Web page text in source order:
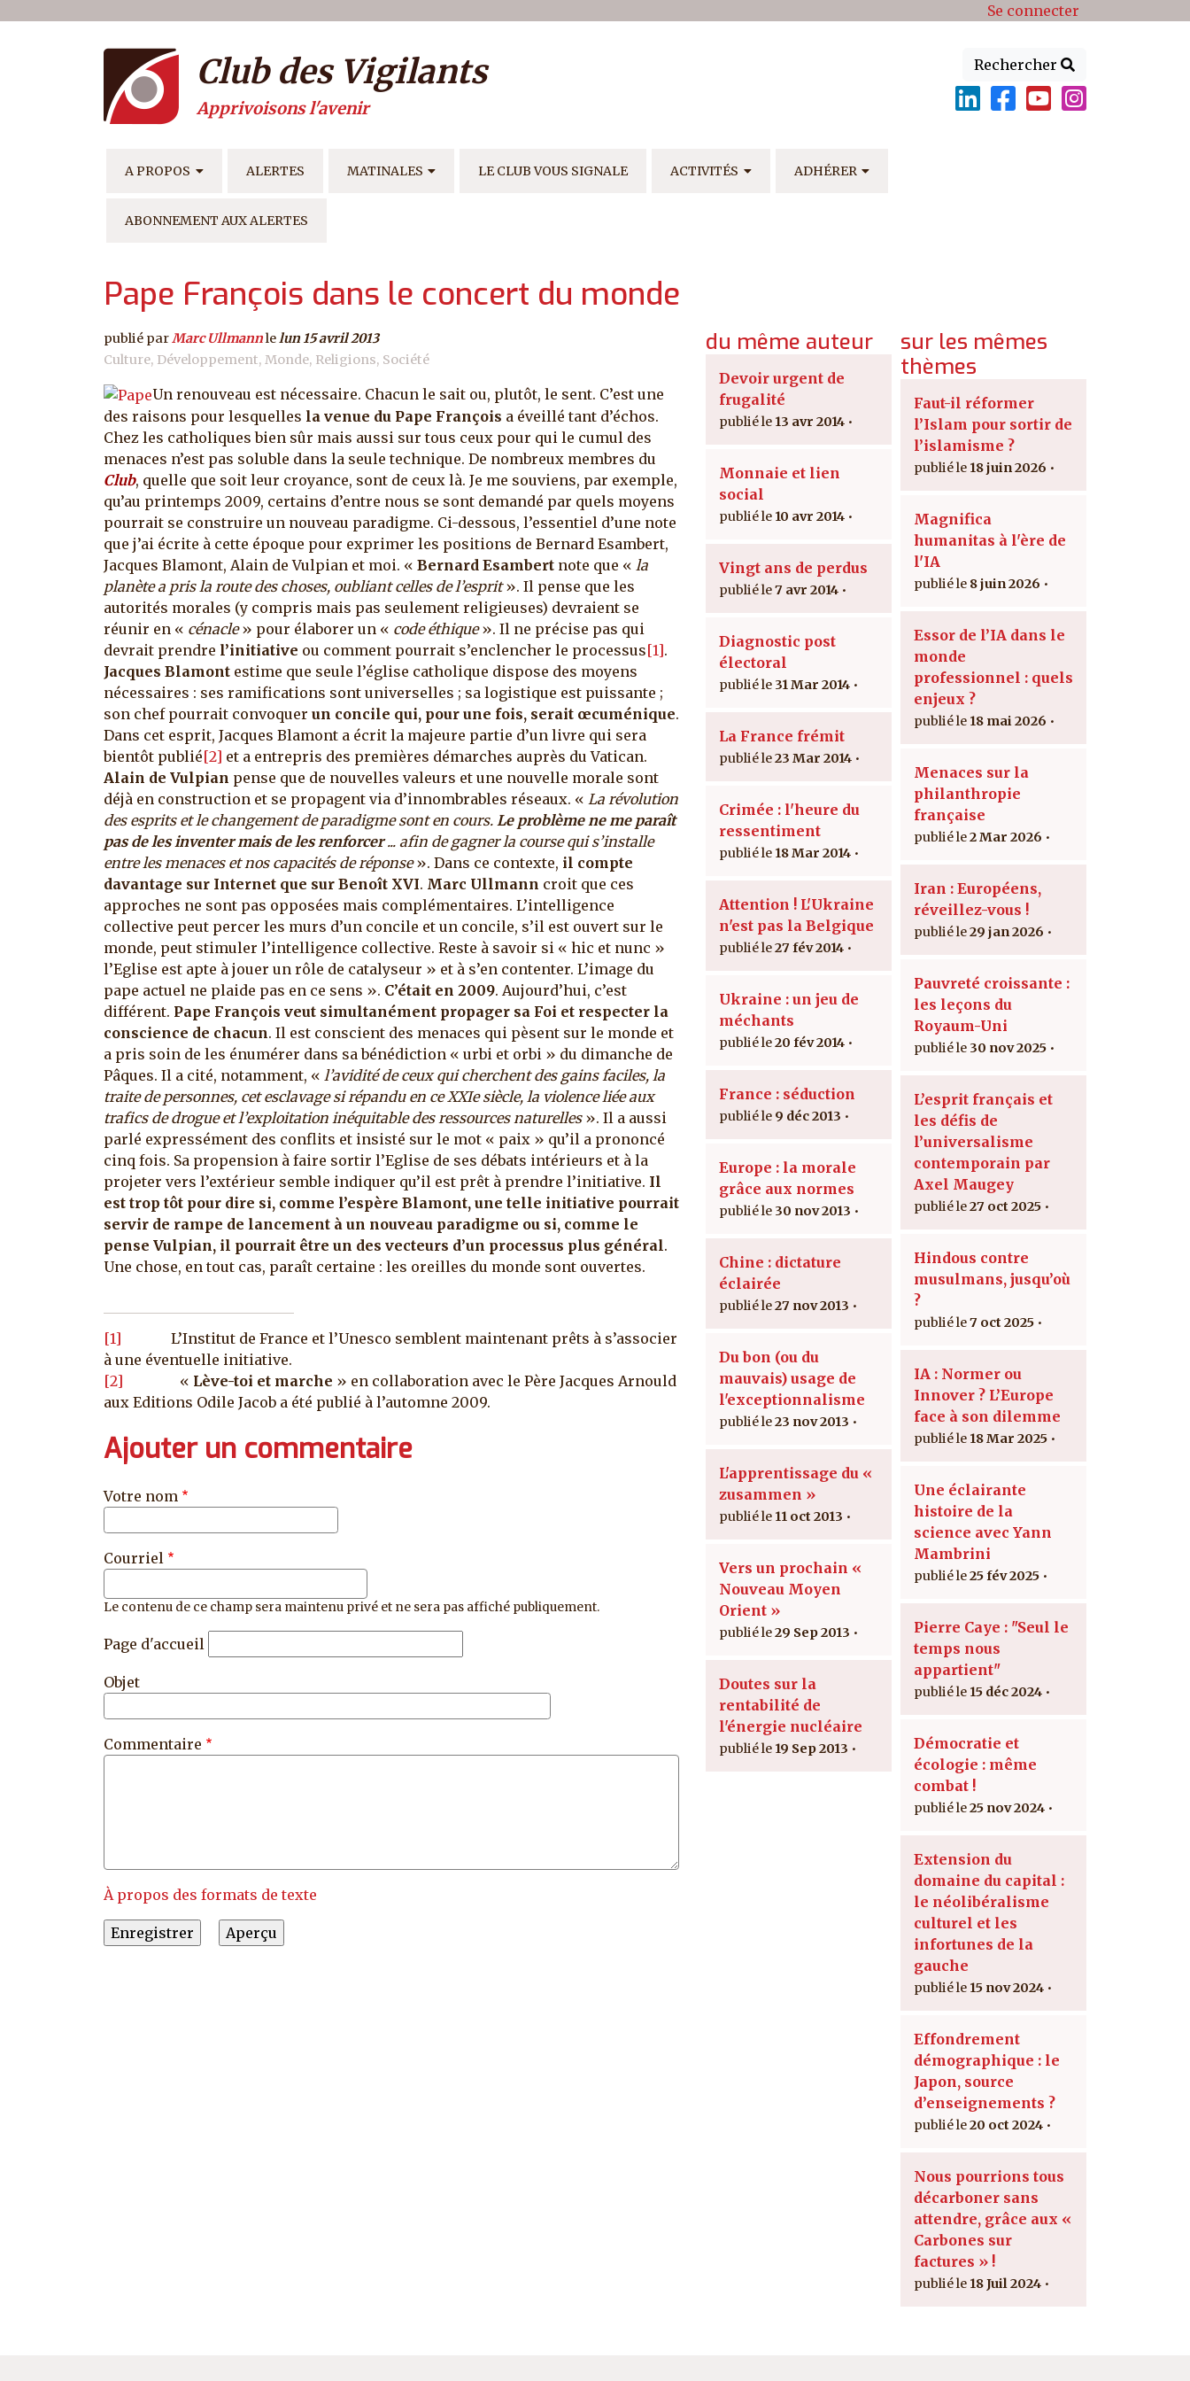
Menu du compte de l'utilisateur Se connecter
Rechercher
Club des Vigilants
Apprivoisons l'avenir
NAVIGATION PRINCIPALE
A PROPOS ALERTES MATINALES LE CLUB VOUS SIGNALE ACTIVITÉS ADHÉRER
ABONNEMENT AUX ALERTES
Pape François dans le concert du monde
publié par Marc Ullmannle lun 15 avril 2013
Culture Développement Monde Religions Société
Un renouveau est nécessaire. Chacun le sait ou, plutôt, le sent. C’est une
des raisons pour lesquelles la venue du Pape François a éveillé tant d’échos.
Chez les catholiques bien sûr mais aussi sur tous ceux pour qui le cumul des
menaces n’est pas soluble dans la seule technique. De nombreux membres du
Club, quelle que soit leur croyance, sont de ceux là. Je me souviens, par exemple,
qu’au printemps 2009, certains d’entre nous se sont demandé par quels moyens
pourrait se construire un nouveau paradigme. Ci-dessous, l’essentiel d’une note
que j’ai écrite à cette époque pour exprimer les positions de Bernard Esambert,
Jacques Blamont, Alain de Vulpian et moi. « Bernard Esambert note que « la
planète a pris la route des choses, oubliant celles de l’esprit». Il pense que les
autorités morales (y compris mais pas seulement religieuses) devraient se
réunir en « cénacle» pour élaborer un « code éthique». Il ne précise pas qui
devrait prendre l’initiative ou comment pourrait s’enclencher le processus[1].
Jacques Blamont estime que seule l’église catholique dispose des moyens
nécessaires : ses ramifications sont universelles ; sa logistique est puissante ;
son chef pourrait convoquer un concile qui, pour une fois, serait œcuménique.
Dans cet esprit, Jacques Blamont a écrit la majeure partie d’un livre qui sera
bientôt publié[2] et a entrepris des premières démarches auprès du Vatican.
Alain de Vulpian pense que de nouvelles valeurs et une nouvelle morale sont
déjà en construction et se propagent via d’innombrables réseaux. « La révolution
des esprits et le changement de paradigme sont en cours. Le problème ne me paraît
pas de les inventer mais de les renforcer... afin de gagner la course qui s’installe
entre les menaces et nos capacités de réponse». Dans ce contexte, il compte
davantage sur Internet que sur Benoît XVI. Marc Ullmann croit que ces
approches ne sont pas opposées mais complémentaires. L’intelligence
collective peut percer les murs d’un concile et un concile, s’il est ouvert sur le
monde, peut stimuler l’intelligence collective. Reste à savoir si « hic et nunc »
l’Eglise est apte à jouer un rôle de catalyseur » et à s’en contenter. L’image du
pape actuel ne plaide pas en ce sens ». C’était en 2009. Aujourd’hui, c’est
différent. Pape François veut simultanément propager sa Foi et respecter la
conscience de chacun. Il est conscient des menaces qui pèsent sur le monde et
a pris soin de les énumérer dans sa bénédiction « urbi et orbi » du dimanche de
Pâques. Il a cité, notamment, « l’avidité de ceux qui cherchent des gains faciles, la
traite de personnes, cet esclavage si répandu en ce XXIe siècle, la violence liée aux
trafics de drogue et l’exploitation inéquitable des ressources naturelles ». Il a aussi
parlé expressément des conflits et insisté sur le mot « paix » qu’il a prononcé
cinq fois. Sa propension à faire sortir l’Eglise de ses débats intérieurs et à la
projeter vers l’extérieur semble indiquer qu’il est prêt à prendre l’initiative. Il
est trop tôt pour dire si, comme l’espère Blamont, une telle initiative pourrait
servir de rampe de lancement à un nouveau paradigme ou si, comme le
pense Vulpian, il pourrait être un des vecteurs d’un processus plus général.
Une chose, en tout cas, paraît certaine : les oreilles du monde sont ouvertes.
[1] L’Institut de France et l’Unesco semblent maintenant prêts à s’associer
à une éventuelle initiative.
[2] « Lève-toi et marche » en collaboration avec le Père Jacques Arnould
aux Editions Odile Jacob a été publié à l’automne 2009.
Ajouter un commentaire
Votre nom
Courriel
Le contenu de ce champ sera maintenu privé et ne sera pas affiché publiquement.
Page d'accueil
Objet
Commentaire
À propos des formats de texte
du même auteur
Devoir urgent de
frugalité
13 avr 2014
Monnaie et lien
social
10 avr 2014
Vingt ans de perdus
7 avr 2014
Diagnostic post
électoral
31 Mar 2014
La France frémit
23 Mar 2014
Crimée : l'heure du
ressentiment
18 Mar 2014
Attention ! L'Ukraine
n'est pas la Belgique
27 fév 2014
Ukraine : un jeu de
méchants
20 fév 2014
France : séduction
9 déc 2013
Europe : la morale
grâce aux normes
30 nov 2013
Chine : dictature
éclairée
27 nov 2013
Du bon (ou du
mauvais) usage de
l'exceptionnalisme
23 nov 2013
L'apprentissage du «
zusammen »
11 oct 2013
Vers un prochain «
Nouveau Moyen
Orient »
29 Sep 2013
Doutes sur la
rentabilité de
l'énergie nucléaire
19 Sep 2013
sur les mêmes
thèmes
Faut-il réformer
l’Islam pour sortir de
l’islamisme ?
18 juin 2026
Magnifica
humanitas à l'ère de
l'IA
8 juin 2026
Essor de l’IA dans le
monde
professionnel : quels
enjeux ?
18 mai 2026
Menaces sur la
philanthropie
française
2 Mar 2026
Iran : Européens,
réveillez-vous !
29 jan 2026
Pauvreté croissante :
les leçons du
Royaum-Uni
30 nov 2025
L’esprit français et
les défis de
l’universalisme
contemporain par
Axel Maugey
27 oct 2025
Hindous contre
musulmans, jusqu’où
?
7 oct 2025
IA : Normer ou
Innover ? L’Europe
face à son dilemme
18 Mar 2025
Une éclairante
histoire de la
science avec Yann
Mambrini
25 fév 2025
Pierre Caye : "Seul le
temps nous
appartient"
15 déc 2024
Démocratie et
écologie : même
combat !
25 nov 2024
Extension du
domaine du capital :
le néolibéralisme
culturel et les
infortunes de la
gauche
15 nov 2024
Effondrement
démographique : le
Japon, source
d’enseignements ?
20 oct 2024
Nous pourrions tous
décarboner sans
attendre, grâce aux «
Carbones sur
factures » !
18 Juil 2024